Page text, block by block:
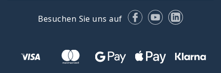
Besuchen Sie uns auf Facebook
YouTubeLinkedIn